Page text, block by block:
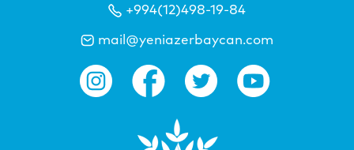
+994(12)498-19-84
mail@yeniazerbaycan.com